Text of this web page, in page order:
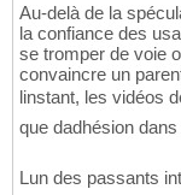
Au-delà de la
la confiance des
se tromper de voie
convaincre un
linstant, les vidéos
que dadhésion
Lun des passants